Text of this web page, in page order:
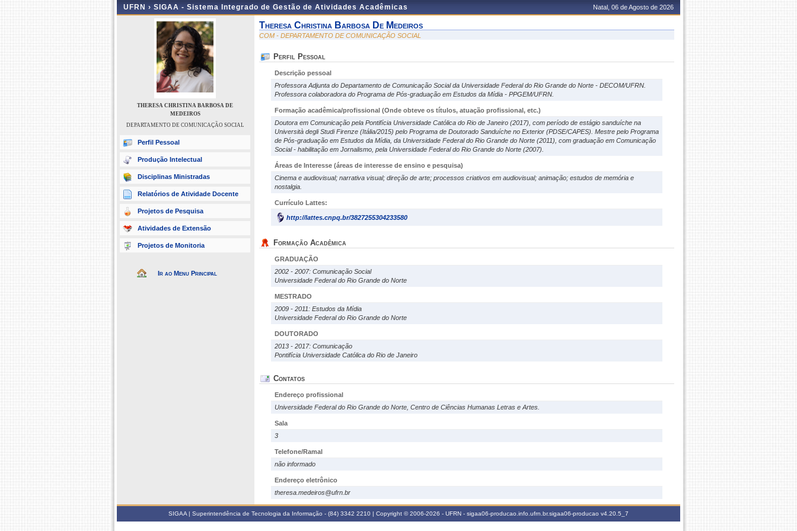
UFRN › SIGAA - Sistema Integrado de Gestão de Atividades Acadêmicas Natal, 06 de Agosto de 2026
THERESA CHRISTINA BARBOSA DE
MEDEIROS
DEPARTAMENTO DE COMUNICAÇÃO SOCIAL
Perfil Pessoal
Produção Intelectual
Disciplinas Ministradas
Relatórios de Atividade Docente
Projetos de Pesquisa
Atividades de Extensão
Projetos de Monitoria
Ir ao Menu Principal
Theresa Christina Barbosa De Medeiros
COM - DEPARTAMENTO DE COMUNICAÇÃO SOCIAL
Perfil Pessoal
Descrição pessoal
Professora Adjunta do Departamento de Comunicação Social da Universidade Federal do Rio Grande do Norte - DECOM/UFRN.
Professora colaboradora do Programa de Pós-graduação em Estudos da Mídia - PPGEM/UFRN.
Formação acadêmica/profissional (Onde obteve os títulos, atuação profissional, etc.)
Doutora em Comunicação pela Pontifícia Universidade Católica do Rio de Janeiro (2017), com período de estágio sanduíche na
Università degli Studi Firenze (Itália/2015) pelo Programa de Doutorado Sanduíche no Exterior (PDSE/CAPES). Mestre pelo Programa
de Pós-graduação em Estudos da Mídia, da Universidade Federal do Rio Grande do Norte (2011), com graduação em Comunicação
Social - habilitação em Jornalismo, pela Universidade Federal do Rio Grande do Norte (2007).
Áreas de Interesse (áreas de interesse de ensino e pesquisa)
Cinema e audiovisual; narrativa visual; direção de arte; processos criativos em audiovisual; animação; estudos de memória e
nostalgia.
Currículo Lattes:
http://lattes.cnpq.br/3827255304233580
Formação Acadêmica
GRADUAÇÃO
2002 - 2007: Comunicação Social
Universidade Federal do Rio Grande do Norte
MESTRADO
2009 - 2011: Estudos da Mídia
Universidade Federal do Rio Grande do Norte
DOUTORADO
2013 - 2017: Comunicação
Pontifícia Universidade Católica do Rio de Janeiro
Contatos
Endereço profissional
Universidade Federal do Rio Grande do Norte, Centro de Ciências Humanas Letras e Artes.
Sala
3
Telefone/Ramal
não informado
Endereço eletrônico
theresa.medeiros@ufrn.br
SIGAA | Superintendência de Tecnologia da Informação - (84) 3342 2210 | Copyright © 2006-2026 - UFRN - sigaa06-producao.info.ufrn.br.sigaa06-producao v4.20.5_7